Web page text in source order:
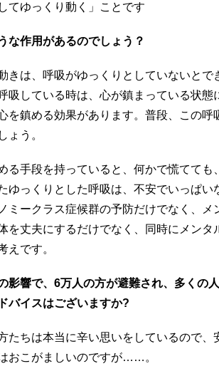
てゆっくり動く」ことです
作用があるのでしょう？
きは、呼吸がゆっくりとしていないとで
吸している時は、心が鎮まっている状態
を鎮める効果があります。普段、この
ょう。
る手段を持っていると、何かで慌てても
ゆっくりとした呼吸は、不安でいっぱい
ミークラス症候群の予防だけでなく、メ
を丈夫にするだけでなく、同時にメンタ
えです。
響で、6万人の方が避難され、多くの
バイスはございますか?
たちは本当に辛い思いをしているので、
おこがましいのですが……。